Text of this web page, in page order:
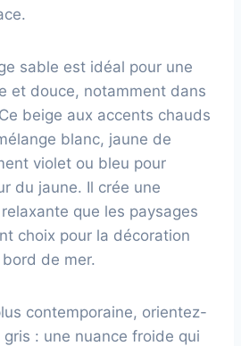
sable est idéal pour une
et douce, notamment dans
beige aux accents chauds
blanc, jaune de
violet ou bleu pour
du jaune. Il crée une
que les paysages
choix pour la décoration
de mer.
contemporaine, orientez-
: une nuance froide qui